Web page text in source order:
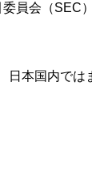
員会（SEC
日本国内では